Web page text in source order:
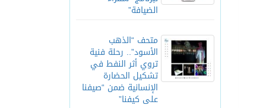
الضيافة”
متحف “الذهب
الأسود”.. رحلة فنية
تروي أثر النفط في
تشكيل الحضارة
الإنسانية ضمن “صيفنا
على كيفنا”